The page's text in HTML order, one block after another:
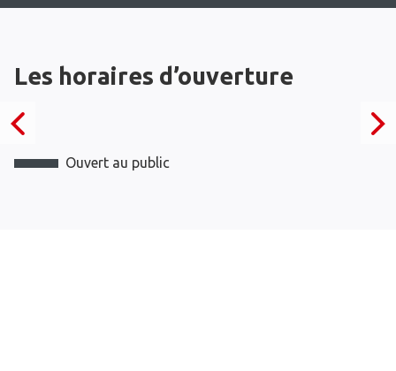
Les horaires d’ouverture
Ouvert au public